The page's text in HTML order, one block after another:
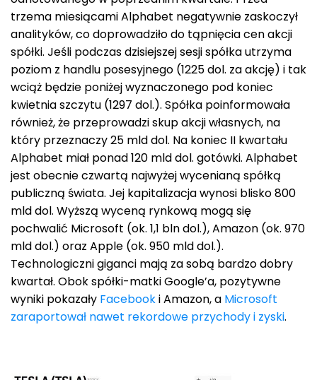
trzema miesiącami Alphabet negatywnie zaskoczył
analityków, co doprowadziło do tąpnięcia cen akcji
spółki. Jeśli podczas dzisiejszej sesji spółka utrzyma
poziom z handlu posesyjnego (1225 dol. za akcję) i tak
wciąż będzie poniżej wyznaczonego pod koniec
kwietnia szczytu (1297 dol.). Spółka poinformowała
również, że przeprowadzi skup akcji własnych, na
który przeznaczy 25 mld dol. Na koniec II kwartału
Alphabet miał ponad 120 mld dol. gotówki. Alphabet
jest obecnie czwartą najwyżej wycenianą spółką
publiczną świata. Jej kapitalizacja wynosi blisko 800
mld dol. Wyższą wyceną rynkową mogą się
pochwalić Microsoft (ok. 1,1 bln dol.), Amazon (ok. 970
mld dol.) oraz Apple (ok. 950 mld dol.).
Technologiczni giganci mają za sobą bardzo dobry
kwartał. Obok spółki-matki Google’a, pozytywne
wyniki pokazały Facebooki Amazon, a Microsoft
zaraportował nawet rekordowe przychody i zyski.